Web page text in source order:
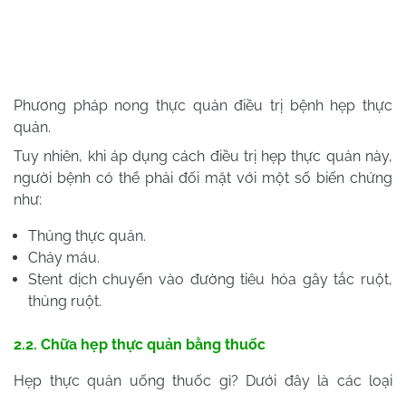
Phương pháp nong thực quản điều trị bệnh hẹp thực
quản.
Tuy nhiên, khi áp dụng cách điều trị hẹp thực quản này,
người bệnh có thể phải đối mặt với một số biến chứng
như:
Thủng thực quản.
Chảy máu.
Stent dịch chuyển vào đường tiêu hóa gây tắc ruột,
thủng ruột.
2.2. Chữa hẹp thực quản bằng thuốc
Hẹp thực quản uống thuốc gì? Dưới đây là các loại